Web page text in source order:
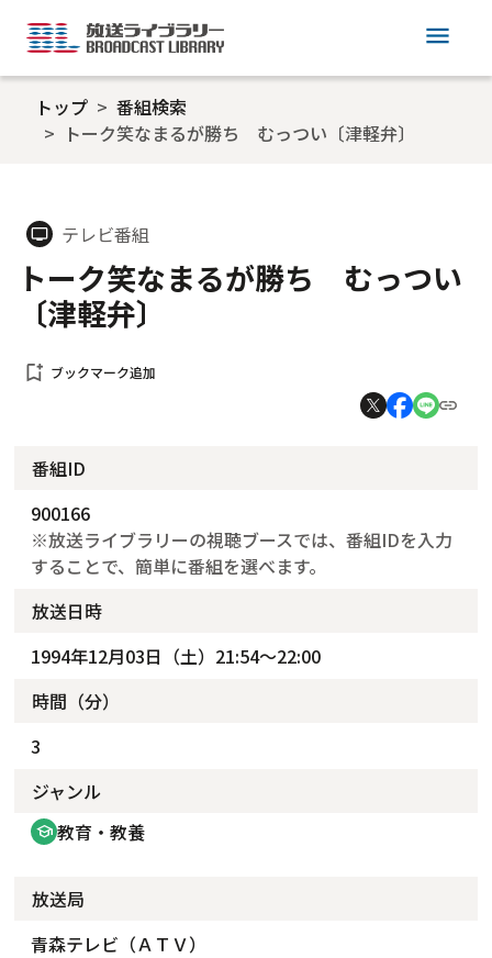
menu
トップ
番組検索
トーク笑なまるが勝ち むっつい〔津軽弁〕
tv テレビ番組
トーク笑なまるが勝ち むっつい
〔津軽弁〕
bookmark_add ブックマーク追加
番組ID
900166
※放送ライブラリーの視聴ブースでは、番組IDを入力
することで、簡単に番組を選べます。
放送日時
1994年12月03日（土）21:54～22:00
時間（分）
3
ジャンル
school 教育・教養
放送局
青森テレビ（ＡＴＶ）